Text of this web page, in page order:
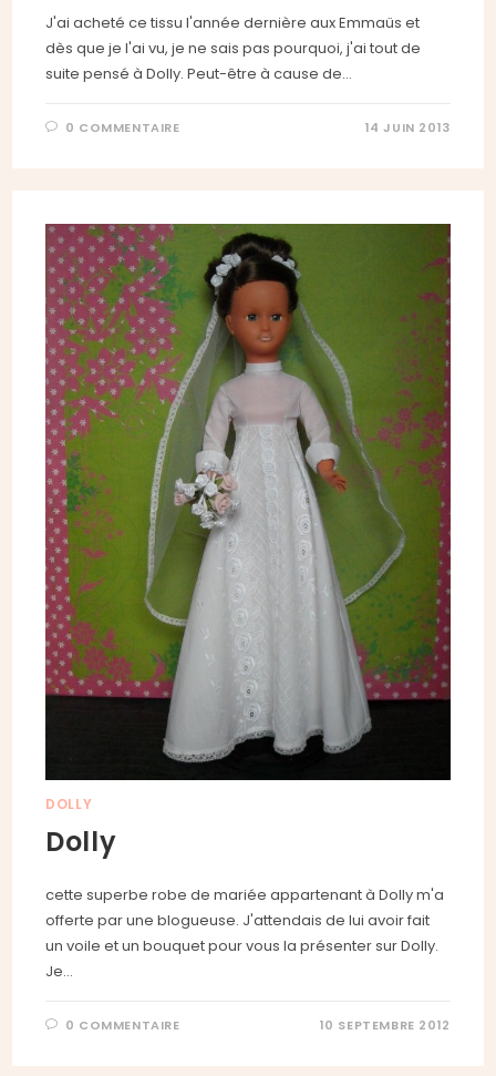
J'ai acheté ce tissu l'année dernière aux Emmaüs et
dès que je l'ai vu, je ne sais pas pourquoi, j'ai tout de
suite pensé à Dolly. Peut-être à cause de…
0 COMMENTAIRE 14 JUIN 2013
DOLLY
Dolly
cette superbe robe de mariée appartenant à Dolly m'a
offerte par une blogueuse. J'attendais de lui avoir fait
un voile et un bouquet pour vous la présenter sur Dolly.
Je…
0 COMMENTAIRE 10 SEPTEMBRE 2012